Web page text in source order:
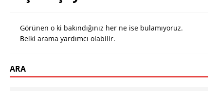
Görünen o ki bakındığınız her ne ise bulamıyoruz.
Belki arama yardımcı olabilir.
ARA